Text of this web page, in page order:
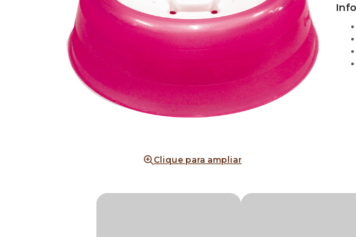
Clique para ampliar